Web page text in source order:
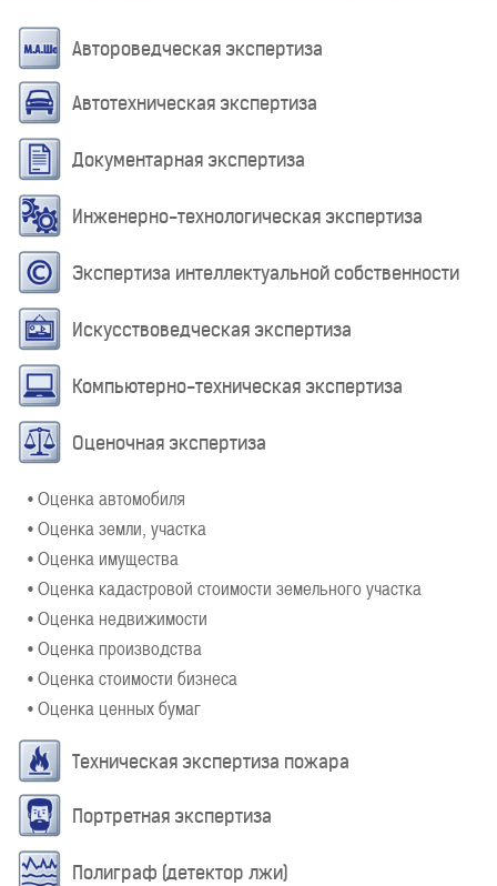
Автороведческая экспертиза
Автотехническая экспертиза
Документарная экспертиза
Инженерно-технологическая экспертиза
Экспертиза интеллектуальной собственности
Искусствоведческая экспертиза
Компьютерно-техническая экспертиза
Оценочная экспертиза
• Оценка автомобиля
• Оценка земли, участка
• Оценка имущества
• Оценка кадастровой стоимости земельного участка
• Оценка недвижимости
• Оценка производства
• Оценка стоимости бизнеса
• Оценка ценных бумаг
Техническая экспертиза пожара
Портретная экспертиза
Полиграф (детектор лжи)